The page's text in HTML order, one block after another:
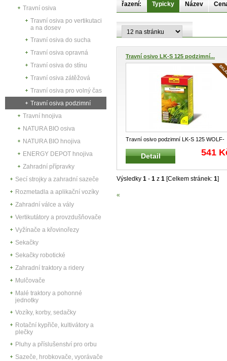
Travní osiva
Travní osiva po vertikutaci
a na dosev
Travní osiva do sucha
Travní osiva opravná
Travní osiva do stínu
Travní osiva zátěžová
Travní osiva pro volný čas
Travní osiva podzimní
Travní hnojiva
NATURA BIO osiva
NATURA BIO hnojiva
ENERGY DEPOT hnojiva
Zahradní přípravky
Secí strojky a zahradní sazeče
Rozmetadla a aplikační vozíky
Zahradní válce a vály
Vertikutátory a provzdušňovače
Vyžínače a křovinořezy
Sekačky
Sekačky robotické
Zahradní traktory a ridery
Mulčovače
Malé traktory a pohonné
jednotky
Vozíky, korby, sedačky
Rotační kypřiče, kultivátory a
plečky
Pluhy a příslušenství pro orbu
Sazeče, hrobkovače, vyorávače
řazení: Typicky Název
Travní osivo LK-S 125 podzimní...
Travní osivo podzimní LK-S 125 WOLF-
GARTEN 2 kg na 125 m² Spe
Detail 541
Výsledky 1 - 1 z 1 [Celkem stránek: 1]
«